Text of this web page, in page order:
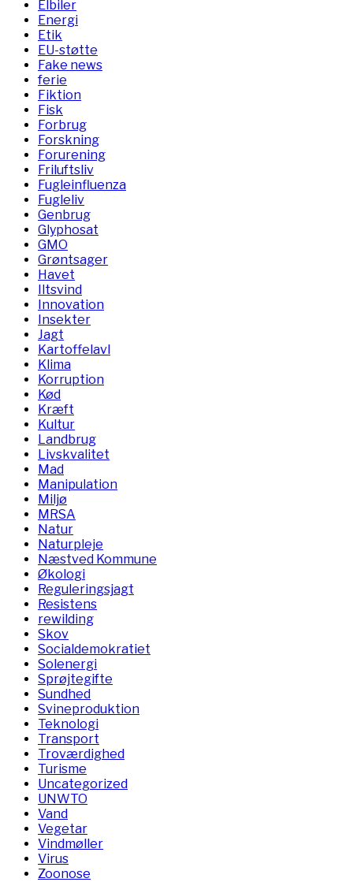
Elbiler
Energi
Etik
EU-støtte
Fake news
ferie
Fiktion
Fisk
Forbrug
Forskning
Forurening
Friluftsliv
Fugleinfluenza
Fugleliv
Genbrug
Glyphosat
GMO
Grøntsager
Havet
Iltsvind
Innovation
Insekter
Jagt
Kartoffelavl
Klima
Korruption
Kød
Kræft
Kultur
Landbrug
Livskvalitet
Mad
Manipulation
Miljø
MRSA
Natur
Naturpleje
Næstved Kommune
Økologi
Reguleringsjagt
Resistens
rewilding
Skov
Socialdemokratiet
Solenergi
Sprøjtegifte
Sundhed
Svineproduktion
Teknologi
Transport
Troværdighed
Turisme
Uncategorized
UNWTO
Vand
Vegetar
Vindmøller
Virus
Zoonose